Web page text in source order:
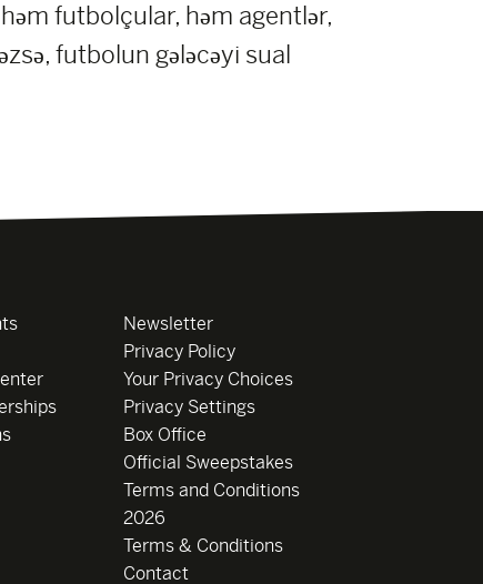
futbolçular, həm agentlər,
futbolun gələcəyi sual
Newsletter
Privacy Policy
Your Privacy Choices
Privacy Settings
Box Office
Official Sweepstakes
Terms and Conditions
2026
Terms & Conditions
Contact